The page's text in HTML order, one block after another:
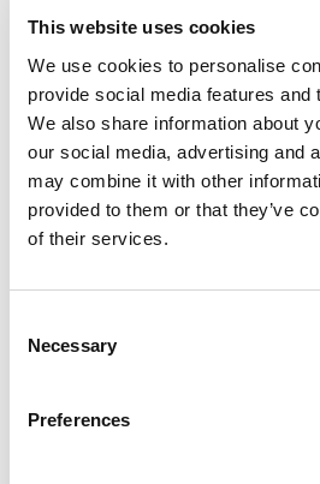
This website uses cookies
We use cookies to personalise
provide social media features and
We also share information about
our social media, advertising and
may combine it with other
provided to them or that they’ve
of their services.
Selection
Necessary
Preferences
EXTRUDE HONE 如何重新
限